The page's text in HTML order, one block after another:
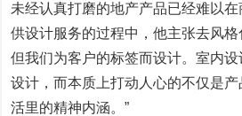
未经认真打磨的地产产品已经难以
供设计服务的过程中，他主张去风格
但我们为客户的标签而设计。室内
设计，而本质上打动人心的不仅是
活里的精神内涵。”